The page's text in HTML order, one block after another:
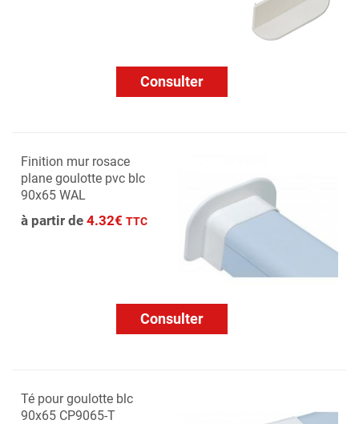
Consulter
Finition mur rosace
plane goulotte pvc blc
90x65 WAL
à partir de 4.32€ TTC
Consulter
Té pour goulotte blc
90x65 CP9065-T